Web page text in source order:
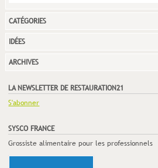
CATÉGORIES
IDÉES
ARCHIVES
LA NEWSLETTER DE RESTAURATION21
S'abonner
SYSCO FRANCE
Grossiste alimentaire pour les professionnels